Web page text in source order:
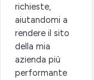
richieste,
aiutandomi a
rendere il sito
della mia
azienda più
performante